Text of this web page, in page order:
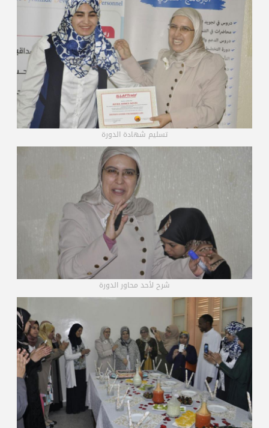
تسليم شهادة الدورة
شرح لأحد محاور الدورة